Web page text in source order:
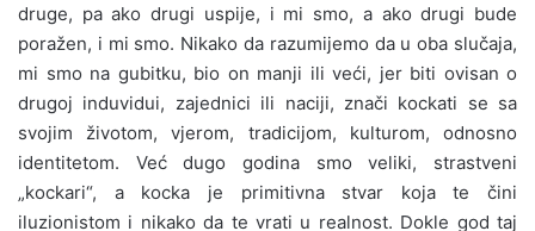
druge, pa ako drugi uspije, i mi smo, a ako drugi bude
poražen, i mi smo. Nikako da razumijemo da u oba slučaja,
mi smo na gubitku, bio on manji ili veći, jer biti ovisan o
drugoj induvidui, zajednici ili naciji, znači kockati se sa
svojim životom, vjerom, tradicijom, kulturom, odnosno
identitetom. Već dugo godina smo veliki, strastveni
„kockari“, a kocka je primitivna stvar koja te čini
iluzionistom i nikako da te vrati u realnost. Dokle god taj